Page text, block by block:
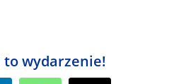
wydarzenie!